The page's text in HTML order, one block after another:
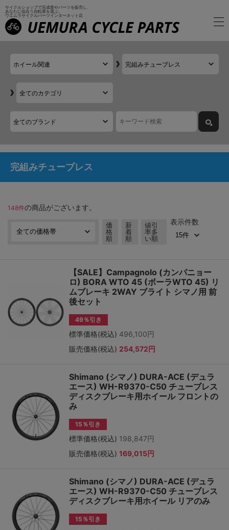
サイクルショップで完成車やパーツを販売し、
あなたに似合う自転車を選ぶ、
ウエムラサイクルパーツインターネット店
完組みチューブレス
148件の商品がございます。
価
格
順
新
着
順
値引
率多
い順
表示件数
【SALE】Campagnolo (カンパニョー
ロ) BORA WTO 45 (ボーラWTO 45) リ
ムブレーキ 2WAY ブライト シマノ用 前
後セット
49％引き
標準価格(税込) 496,100円
販売価格(税込) 254,572円
Shimano (シマノ) DURA-ACE (デュラ
エース) WH-R9370-C50 チューブレス
ディスクブレーキ用ホイール フロントの
み
15％引き
標準価格(税込) 198,847円
販売価格(税込) 169,015円
Shimano (シマノ) DURA-ACE (デュラ
エース) WH-R9370-C50 チューブレス
ディスクブレーキ用ホイール リアのみ
15％引き